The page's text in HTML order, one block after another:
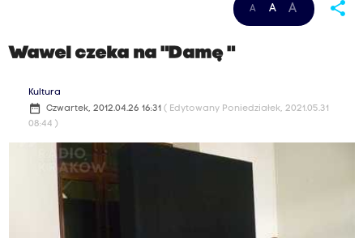
A A A share
Wawel czeka na "Damę "
Kultura
date_range Czwartek, 2012.04.26 16:31 ( Edytowany Poniedziałek, 2021.05.31
08:44 )